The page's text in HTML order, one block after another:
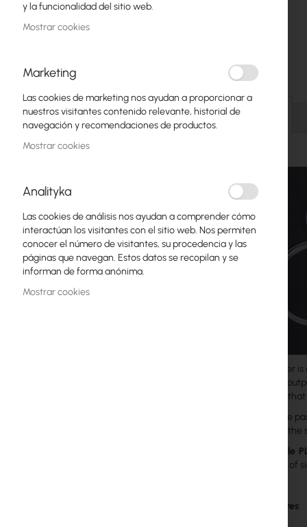
Cables Coaxiales
GPON
Cables LAN
Routers LAN
Licencias MikroTik
Monitoreo, Smart Home IoT
Dispositivos WiFi para Exterior
Saltar
al
comienzo
imágenes
Optic splitter
to multiple
this means
Splitters are
common is the
Mini-module
distribution of
Main features
y la funcionalidad del sitio web.
Mostrar cookies
Marketing
Las cookies de marketing nos ayudan a proporcionar a
nuestros visitantes contenido relevante, historial de
navegación y recomendaciones de productos.
Mostrar cookies
Analityka
Las cookies de análisis nos ayudan a comprender cómo
interactúan los visitantes con el sitio web. Nos permiten
conocer el número de visitantes, su procedencia y las
páginas que navegan. Estos datos se recopilan y se
informan de forma anónima.
Mostrar cookies